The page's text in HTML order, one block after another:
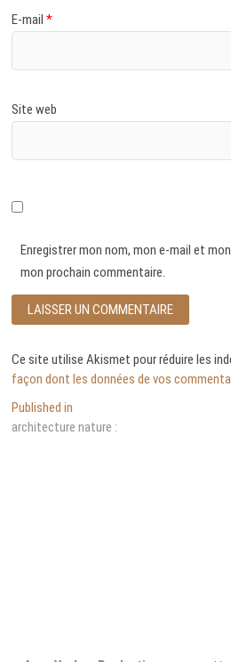
E-mail*
Site web
Enregistrer mon nom, mon e-mail et
mon prochain commentaire.
Ce site utilise Akismet pour réduire les
façon dont les données de vos
Navigation
de
Published in
architecture nature :